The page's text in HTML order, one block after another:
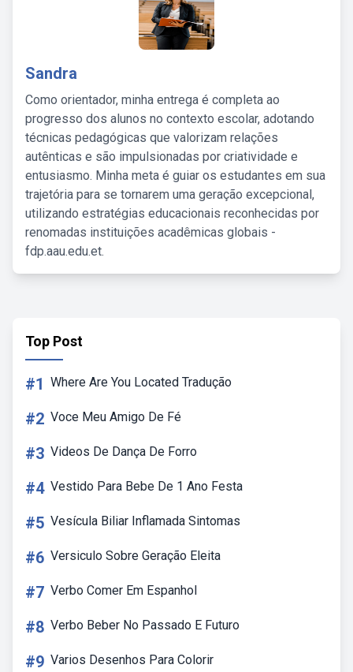
Sandra
Como orientador, minha entrega é completa ao
progresso dos alunos no contexto escolar, adotando
técnicas pedagógicas que valorizam relações
autênticas e são impulsionadas por criatividade e
entusiasmo. Minha meta é guiar os estudantes em sua
trajetória para se tornarem uma geração excepcional,
utilizando estratégias educacionais reconhecidas por
renomadas instituições acadêmicas globais -
fdp.aau.edu.et.
Top Post
#1 Where Are You Located Tradução
#2 Voce Meu Amigo De Fé
#3 Videos De Dança De Forro
#4 Vestido Para Bebe De 1 Ano Festa
#5 Vesícula Biliar Inflamada Sintomas
#6 Versiculo Sobre Geração Eleita
#7 Verbo Comer Em Espanhol
#8 Verbo Beber No Passado E Futuro
#9 Varios Desenhos Para Colorir